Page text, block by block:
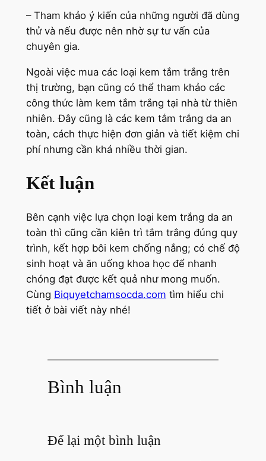
– Tham khảo ý kiến của những người đã dùng
thử và nếu được nên nhờ sự tư vấn của
chuyên gia.
Ngoài việc mua các loại kem tắm trắng trên
thị trường, bạn cũng có thể tham khảo các
công thức làm kem tắm trắng tại nhà từ thiên
nhiên. Đây cũng là các kem tắm trắng da an
toàn, cách thực hiện đơn giản và tiết kiệm chi
phí nhưng cần khá nhiều thời gian.
Kết luận
Bên cạnh việc lựa chọn loại kem trắng da an
toàn thì cũng cần kiên trì tắm trắng đúng quy
trình, kết hợp bôi kem chống nắng; có chế độ
sinh hoạt và ăn uống khoa học để nhanh
chóng đạt được kết quả như mong muốn.
Cùng Biquyetchamsocda.com tìm hiểu chi
tiết ở bài viết này nhé!
Bình luận
Để lại một bình luận